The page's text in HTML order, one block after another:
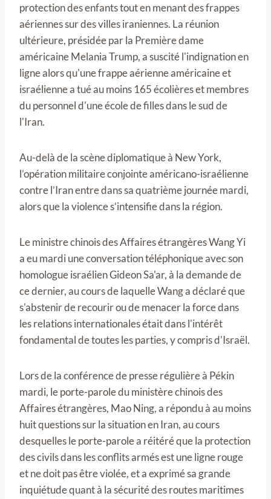
protection des enfants tout en menant des frappes
aériennes sur des villes iraniennes. La réunion
ultérieure, présidée par la Première dame
américaine Melania Trump, a suscité l'indignation en
ligne alors qu'une frappe aérienne américaine et
israélienne a tué au moins 165 écolières et membres
du personnel d'une école de filles dans le sud de
l'Iran.
Au-delà de la scène diplomatique à New York,
l’opération militaire conjointe américano-israélienne
contre l’Iran entre dans sa quatrième journée mardi,
alors que la violence s’intensifie dans la région.
Le ministre chinois des Affaires étrangères Wang Yi
a eu mardi une conversation téléphonique avec son
homologue israélien Gideon Sa'ar, à la demande de
ce dernier, au cours de laquelle Wang a déclaré que
s'abstenir de recourir ou de menacer la force dans
les relations internationales était dans l'intérêt
fondamental de toutes les parties, y compris d'Israël.
Lors de la conférence de presse régulière à Pékin
mardi, le porte-parole du ministère chinois des
Affaires étrangères, Mao Ning, a répondu à au moins
huit questions sur la situation en Iran, au cours
desquelles le porte-parole a réitéré que la protection
des civils dans les conflits armés est une ligne rouge
et ne doit pas être violée, et a exprimé sa grande
inquiétude quant à la sécurité des routes maritimes